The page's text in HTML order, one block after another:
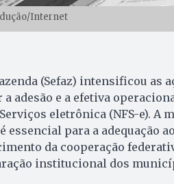
Internet
(Sefaz) intensificou as
adesão e a efetiva
eletrônica (NFS-e). A
para a adequação
da cooperação
institucional dos